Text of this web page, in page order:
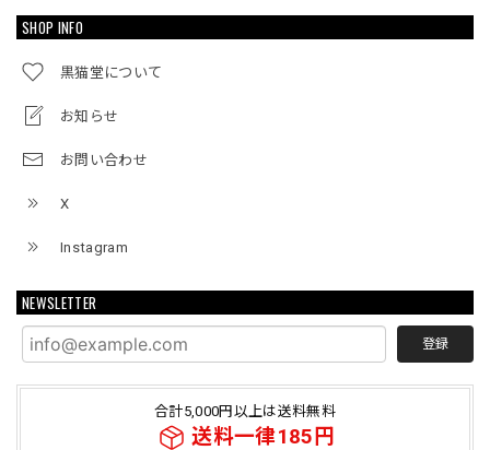
SHOP INFO
黒猫堂について
お知らせ
お問い合わせ
X
Instagram
NEWSLETTER
登録
合計5,000円以上は送料無料
送料一律185円